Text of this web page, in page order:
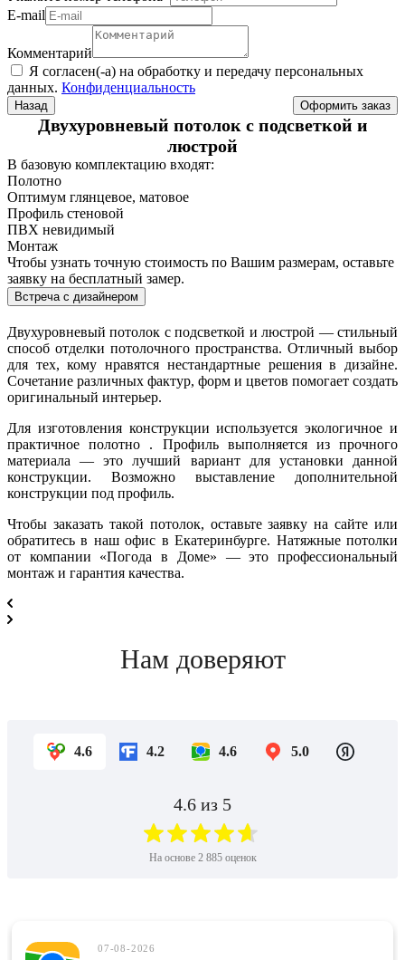
Е-mail
Комментарий
Я согласен(-а) на обработку и передачу персональных
данных. Конфиденциальность
Назад
Двухуровневый потолок с подсветкой и
люстрой
В базовую комплектацию входят:
Полотно
Оптимум глянцевое, матовое
Профиль стеновой
ПВХ невидимый
Монтаж
Чтобы узнать точную стоимость по Вашим размерам, оставьте
заявку на бесплатный замер.
Встреча с дизайнером
Двухуровневый потолок с подсветкой и люстрой — стильный
способ отделки потолочного пространства. Отличный выбор
для тех, кому нравятся нестандартные решения в дизайне.
Сочетание различных фактур, форм и цветов помогает создать
оригинальный интерьер.
Для изготовления конструкции используется экологичное и
практичное полотно . Профиль выполняется из прочного
материала — это лучший вариант для установки данной
конструкции. Возможно выставление дополнительной
конструкции под профиль.
Чтобы заказать такой потолок, оставьте заявку на сайте или
обратитесь в наш офис в Екатеринбурге. Натяжные потолки
от компании «Погода в Доме» — это профессиональный
монтаж и гарантия качества.
Нам доверяют
4.6 4.2 4.6 5.0
4.6 из 5
На основе 2 885оценок
07-08-2026